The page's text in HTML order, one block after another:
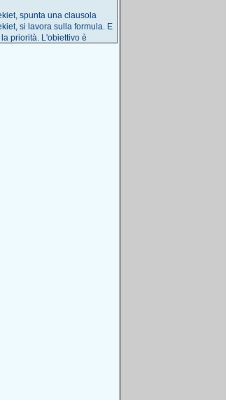
spunta una clausola
si lavora sulla formula. E
priorità. L'obiettivo è